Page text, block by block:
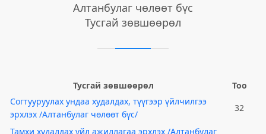
Алтанбулаг чөлөөт бүс
Тусгай зөвшөөрөл
Тусгай зөвшөөрөл
Тоо
Согтууруулах ундаа худалдах, түүгээр үйлчилгээ
эрхлэх /Алтанбулаг чөлөөт бүс/
32
Тамхи худалдах үйл ажиллагаа эрхлэх /Алтанбулаг